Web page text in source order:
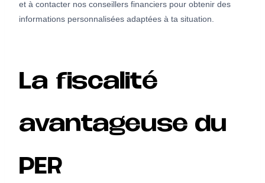
et à contacter nos conseillers financiers pour obtenir des
informations personnalisées adaptées à ta situation.
La fiscalité
avantageuse du
PER